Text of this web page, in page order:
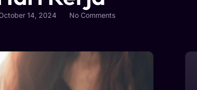
14, 2024 No Comments